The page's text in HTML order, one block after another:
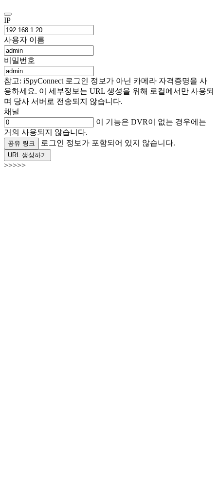
IP
사용자 이름
비밀번호
참고: iSpyConnect 로그인 정보가 아닌 카메라 자격증명을 사
용하세요. 이 세부정보는 URL 생성을 위해 로컬에서만 사용되
며 당사 서버로 전송되지 않습니다.
채널
이 기능은 DVR이 없는 경우에는
거의 사용되지 않습니다.
공유 링크 로그인 정보가 포함되어 있지 않습니다.
URL 생성하기
>>>>>